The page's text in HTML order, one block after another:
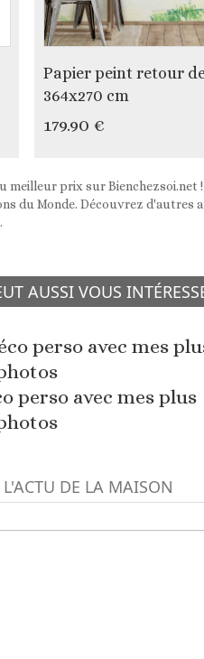
Papier peint retour
364x270 cm
179.90 €
meilleur prix sur
du Monde. Découvrez
AUSSI VOUS
perso avec mes plus
L'ACTU DE LA MAISON